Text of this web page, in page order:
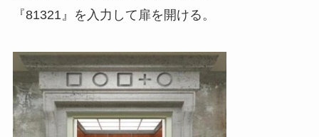
『81321』を入力して扉を開ける。